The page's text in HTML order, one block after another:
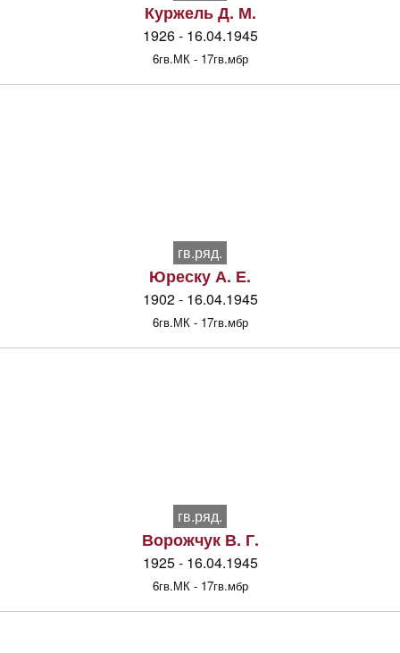
Куржель Д. М.
1926 - 16.04.1945
6гв.МК - 17гв.мбр
гв.ряд.
Юреску А. Е.
1902 - 16.04.1945
6гв.МК - 17гв.мбр
гв.ряд.
Ворожчук В. Г.
1925 - 16.04.1945
6гв.МК - 17гв.мбр